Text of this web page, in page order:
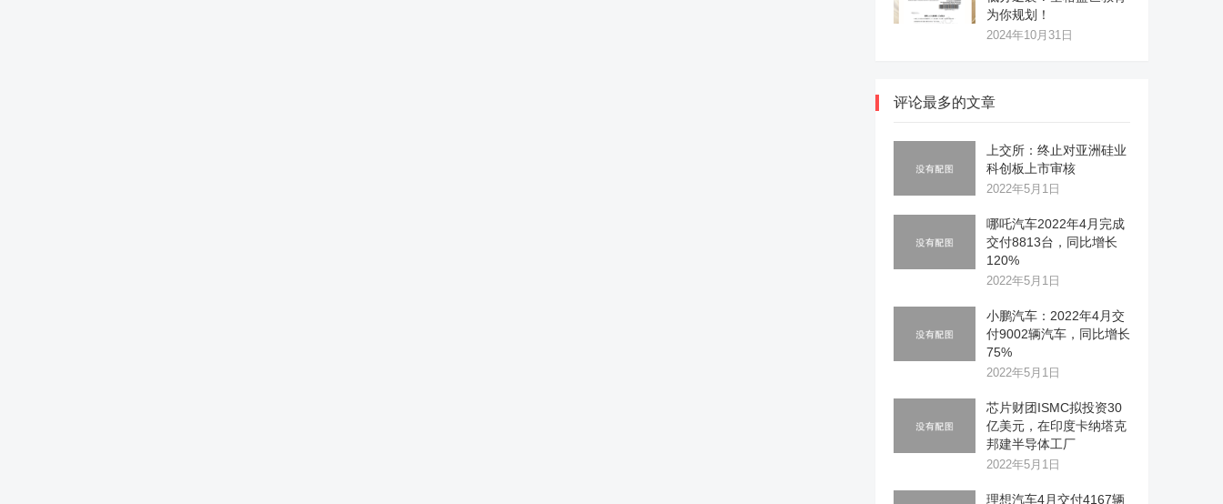
为你规划！
2024年10月31日
评论最多的文章
上交所：终止对亚洲硅业
科创板上市审核
2022年5月1日
哪吒汽车2022年4月完成
交付8813台，同比增长
120%
2022年5月1日
小鹏汽车：2022年4月交
付9002辆汽车，同比增长
75%
2022年5月1日
芯片财团ISMC拟投资30
亿美元，在印度卡纳塔克
邦建半导体工厂
2022年5月1日
理想汽车4月交付4167辆